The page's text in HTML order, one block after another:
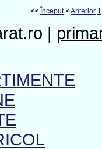
<< Început<Anterior 1
|